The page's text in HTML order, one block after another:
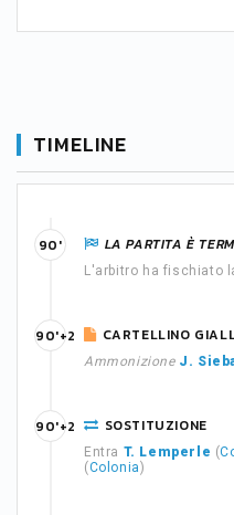
TIMELINE
LA PARTITA È
L'arbitro ha fischiato
90'
CARTELLINO
Ammonizione J.
90'+2
SOSTITUZIONE
Entra T. Lemperle (
(Colonia)
90'+2